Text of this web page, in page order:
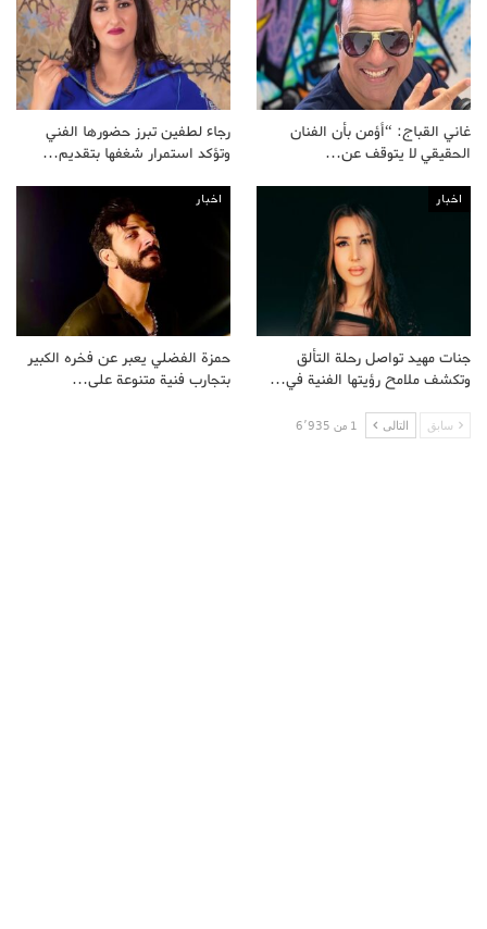
غاني القباج: “أؤمن بأن الفنان
الحقيقي لا يتوقف عن…
رجاء لطفين تبرز حضورها الفني
وتؤكد استمرار شغفها بتقديم…
اخبار
جنات مهيد تواصل رحلة التألق
وتكشف ملامح رؤيتها الفنية في…
اخبار
حمزة الفضلي يعبر عن فخره الكبير
بتجارب فنية متنوعة على…
سابق التالى 1 من 6٬935